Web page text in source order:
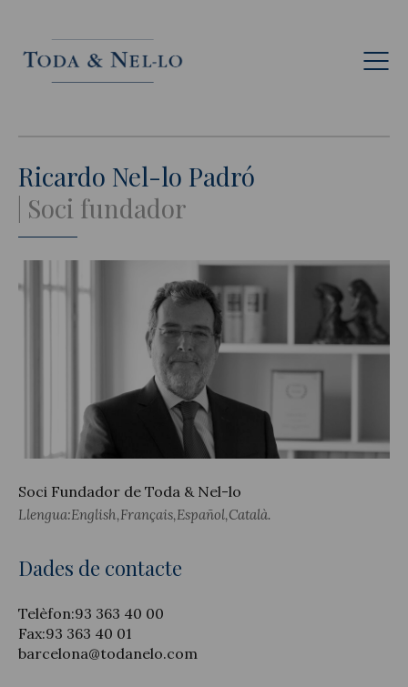
Cat
Actualitat jurídica
Ricardo Nel-lo Padró
Soci fundador
Soci Fundador de Toda & Nel-lo
Llengua:English Français Español Català
Dades de contacte
Telèfon:93 363 40 00
Fax:93 363 40 01
barcelona@todanelo.com